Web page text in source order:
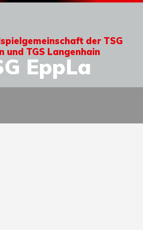
der TSG
und TGS Langenhain
EppLa